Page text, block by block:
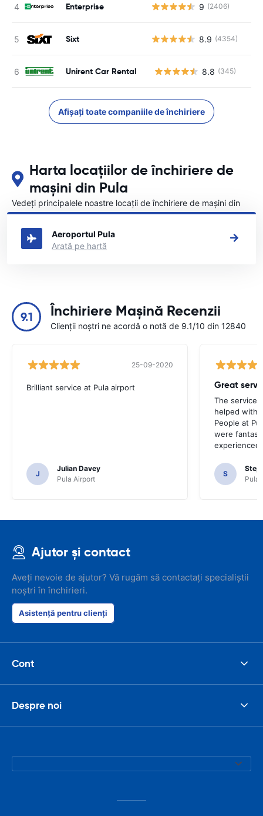
Enterprise 9 (2406)
Sixt 8.9 (4354)
Unirent Car Rental 8.8 (345)
Afișați toate companiile de închiriere
Harta locațiilor de închiriere de
mașini din Pula
Vedeți principalele noastre locații de închiriere de mașini din
Pula
Aeroportul Pula
Arată pe hartă
9.1 Închiriere Mașină Recenzii
Clienții noștri ne acordă o notă de 9.1/10 din 12840
25-09-2020
Brilliant service at Pula airport
J
Julian Davey
Pula Airport
The service
helped with
People at
were
experienced
S
Pula
Ajutor și contact
Aveți nevoie de ajutor? Vă rugăm să contactați specialiștii
noștri în închirieri.
Asistență pentru clienți
Cont
Despre noi